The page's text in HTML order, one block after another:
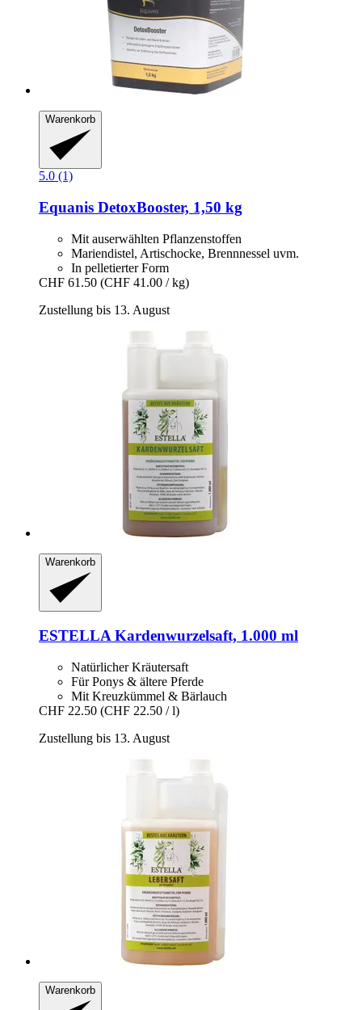
Warenkorb
5.0 (1)
Equanis DetoxBooster, 1,50 kg
Mit auserwählten Pflanzenstoffen
Mariendistel, Artischocke, Brennnessel uvm.
In pelletierter Form
CHF 61.50 (CHF 41.00 / kg)
Zustellung bis 13. August
Warenkorb
ESTELLA Kardenwurzelsaft, 1.000 ml
Natürlicher Kräutersaft
Für Ponys & ältere Pferde
Mit Kreuzkümmel & Bärlauch
CHF 22.50 (CHF 22.50 / l)
Zustellung bis 13. August
Warenkorb